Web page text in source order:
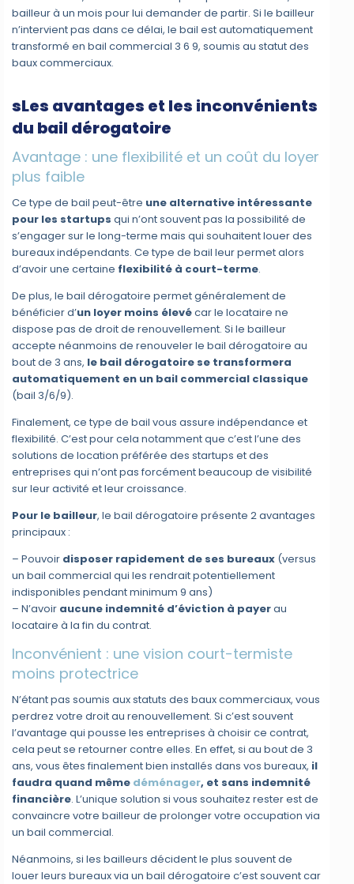
bailleur à un mois pour lui demander de partir. Si le bailleur
n’intervient pas dans ce délai, le bail est automatiquement
transformé en bail commercial 3 6 9, soumis au statut des
baux commerciaux.
sLes avantages et les inconvénients
du bail dérogatoire
Avantage : une flexibilité et un coût du loyer
plus faible
Ce type de bail peut-être une alternative intéressante
pour les startups qui n’ont souvent pas la possibilité de
s’engager sur le long-terme mais qui souhaitent louer des
bureaux indépendants. Ce type de bail leur permet alors
d’avoir une certaine flexibilité à court-terme.
De plus, le bail dérogatoire permet généralement de
bénéficier d’un loyer moins élevécar le locataire ne
dispose pas de droit de renouvellement. Si le bailleur
accepte néanmoins de renouveler le bail dérogatoire au
bout de 3 ans, le bail dérogatoire se transformera
automatiquement en un bail commercial classique
(bail 3/6/9).
Finalement, ce type de bail vous assure indépendance et
flexibilité. C’est pour cela notamment que c’est l’une des
solutions de location préférée des startups et des
entreprises qui n’ont pas forcément beaucoup de visibilité
sur leur activité et leur croissance.
Pour le bailleur, le bail dérogatoire présente 2 avantages
principaux :
– Pouvoir disposer rapidement de ses bureaux (versus
un bail commercial qui les rendrait potentiellement
indisponibles pendant minimum 9 ans)
– N’avoir aucune indemnité d’éviction à payerau
locataire à la fin du contrat.
Inconvénient : une vision court-termiste
moins protectrice
N’étant pas soumis aux statuts des baux commerciaux, vous
perdrez votre droit au renouvellement. Si c’est souvent
l’avantage qui pousse les entreprises à choisir ce contrat,
cela peut se retourner contre elles. En effet, si au bout de 3
ans, vous êtes finalement bien installés dans vos bureaux, il
faudra quand même déménager, et sans indemnité
financière. L’unique solution si vous souhaitez rester est de
convaincre votre bailleur de prolonger votre occupation via
un bail commercial.
Néanmoins, si les bailleurs décident le plus souvent de
louer leurs bureaux via un bail dérogatoire c’est souvent car